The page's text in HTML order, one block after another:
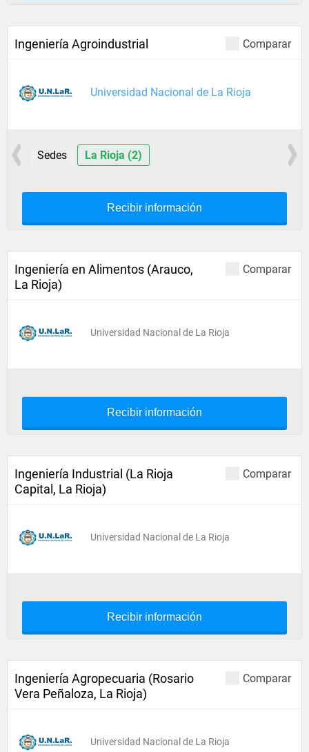
Comparar
Ingeniería Agroindustrial
Universidad Nacional de La Rioja
Sedes La Rioja (2)
Recibir información
Comparar
Ingeniería en Alimentos (Arauco,
La Rioja)
Universidad Nacional de La Rioja
Recibir información
Comparar
Ingeniería Industrial (La Rioja
Capital, La Rioja)
Universidad Nacional de La Rioja
Recibir información
Comparar
Ingeniería Agropecuaria (Rosario
Vera Peñaloza, La Rioja)
Universidad Nacional de La Rioja